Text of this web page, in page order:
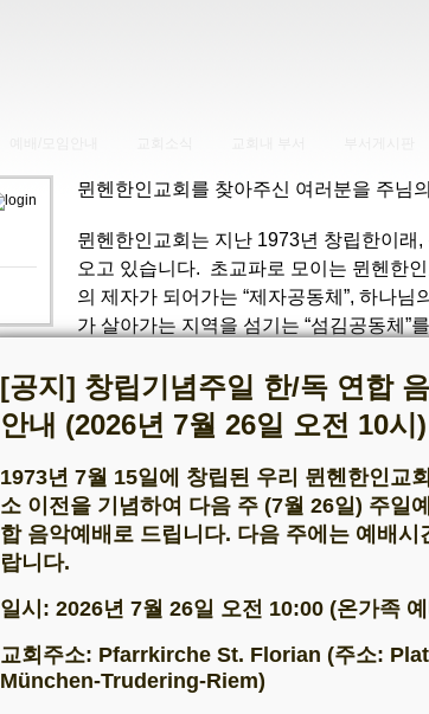
뮌헨한인교회를 찾아주신 여러분을 주님
뮌헨한인교회는 지난 1973년 창립한이래
오고 있습니다. 초교파로 모이는 뮌헨한
의 제자가 되어가는 “제자공동체”, 하나님
가 살아가는 지역을 섬기는 “섬김공동체”
아울러 뮌헨한인교회는 “뮌헨에 있는 일
섬기는 교회”를 지향합니다. 더 나아가
다.
하나님을 만나고, 하나님의 사랑을 경험
한인교회에서 함께 하나님 나라를 이루어
공지사항 교회 이전 및 예배시간 변경 안내 (2026년 7
공지사항 2026 전교인 수련회
공지사항 예배장소 변경 안내 (2026년 6월 28일 오후
공지사항 예배시간 변경 안내 (2026년 3월 29일)
[공지] 창립기념주일 한/독 연합
안내 (2026년 7월 26일 오전 10시)
1973년 7월 15일에 창립된 우리 뮌헨한인교
소 이전을 기념하여 다음 주 (7월 26일) 주일
합 음악예배로 드립니다. 다음 주에는 예배
랍니다.
일시: 2026년 7월 26일 오전 10:00 (온가족
교회주소: Pfarrkirche St. Florian (주소:
München-Trudering-Riem)